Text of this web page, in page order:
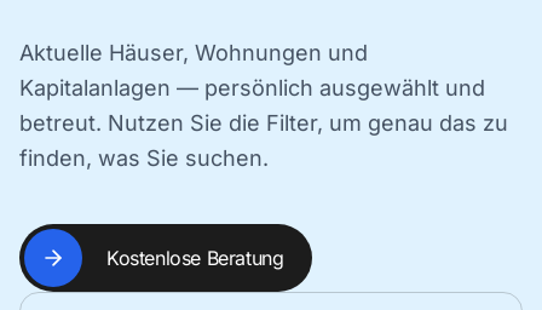
Aktuelle Häuser, Wohnungen und
Kapitalanlagen — persönlich ausgewählt und
betreut. Nutzen Sie die Filter, um genau das zu
finden, was Sie suchen.
Kostenlose Beratung